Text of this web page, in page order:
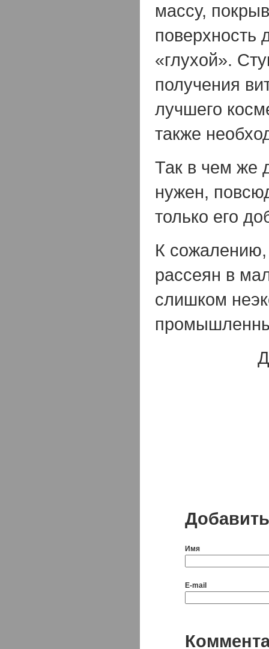
массу,
поверхность
«глухой».
получения
лучшего
также
Так в чем же
нужен,
только его
К
рассеян в
слишком
Имя
E-mail